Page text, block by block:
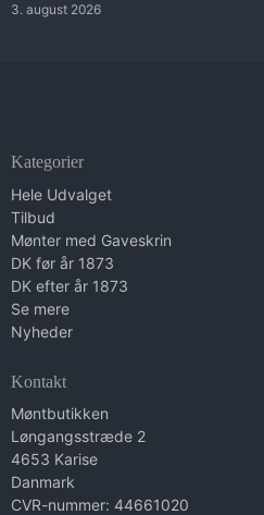
3. august 2026
Kategorier
Hele Udvalget
Tilbud
Mønter med Gaveskrin
DK før år 1873
DK efter år 1873
Se mere
Nyheder
Kontakt
Møntbutikken
Løngangsstræde 2
4653 Karise
Danmark
CVR-nummer: 44661020